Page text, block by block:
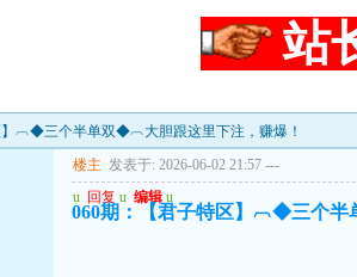
站
】︹◆三个半单双◆︹大胆跟这里下注，赚爆！
楼主 发表于: 2026-06-02 21:57 ---
u 回复 u 编辑 u
060期：【君子特区】︹◆三个